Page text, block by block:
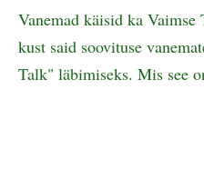
Vanemad käisid ka Vaimse
kust said soovituse
Talk" läbimiseks. Mis see